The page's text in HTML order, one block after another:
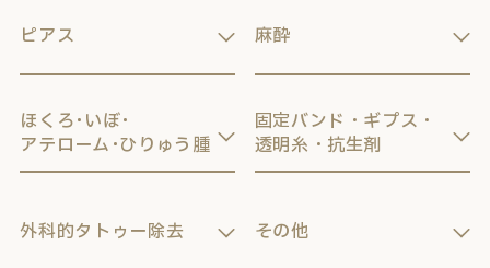
ピアス
ほくろ･いぼ･
アテローム･ひりゅう腫
外科的タトゥー除去
麻酔
固定バンド・ギプス・
透明糸・抗生剤
その他